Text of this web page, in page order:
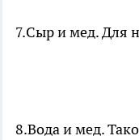
7.Сыр и мед. Для
8.Вода и мед.